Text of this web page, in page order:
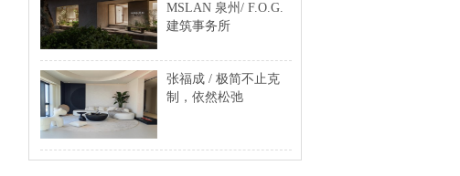
MSLAN 泉州/ F.O.G.
建筑事务所
张福成 / 极简不止克
制，依然松弛